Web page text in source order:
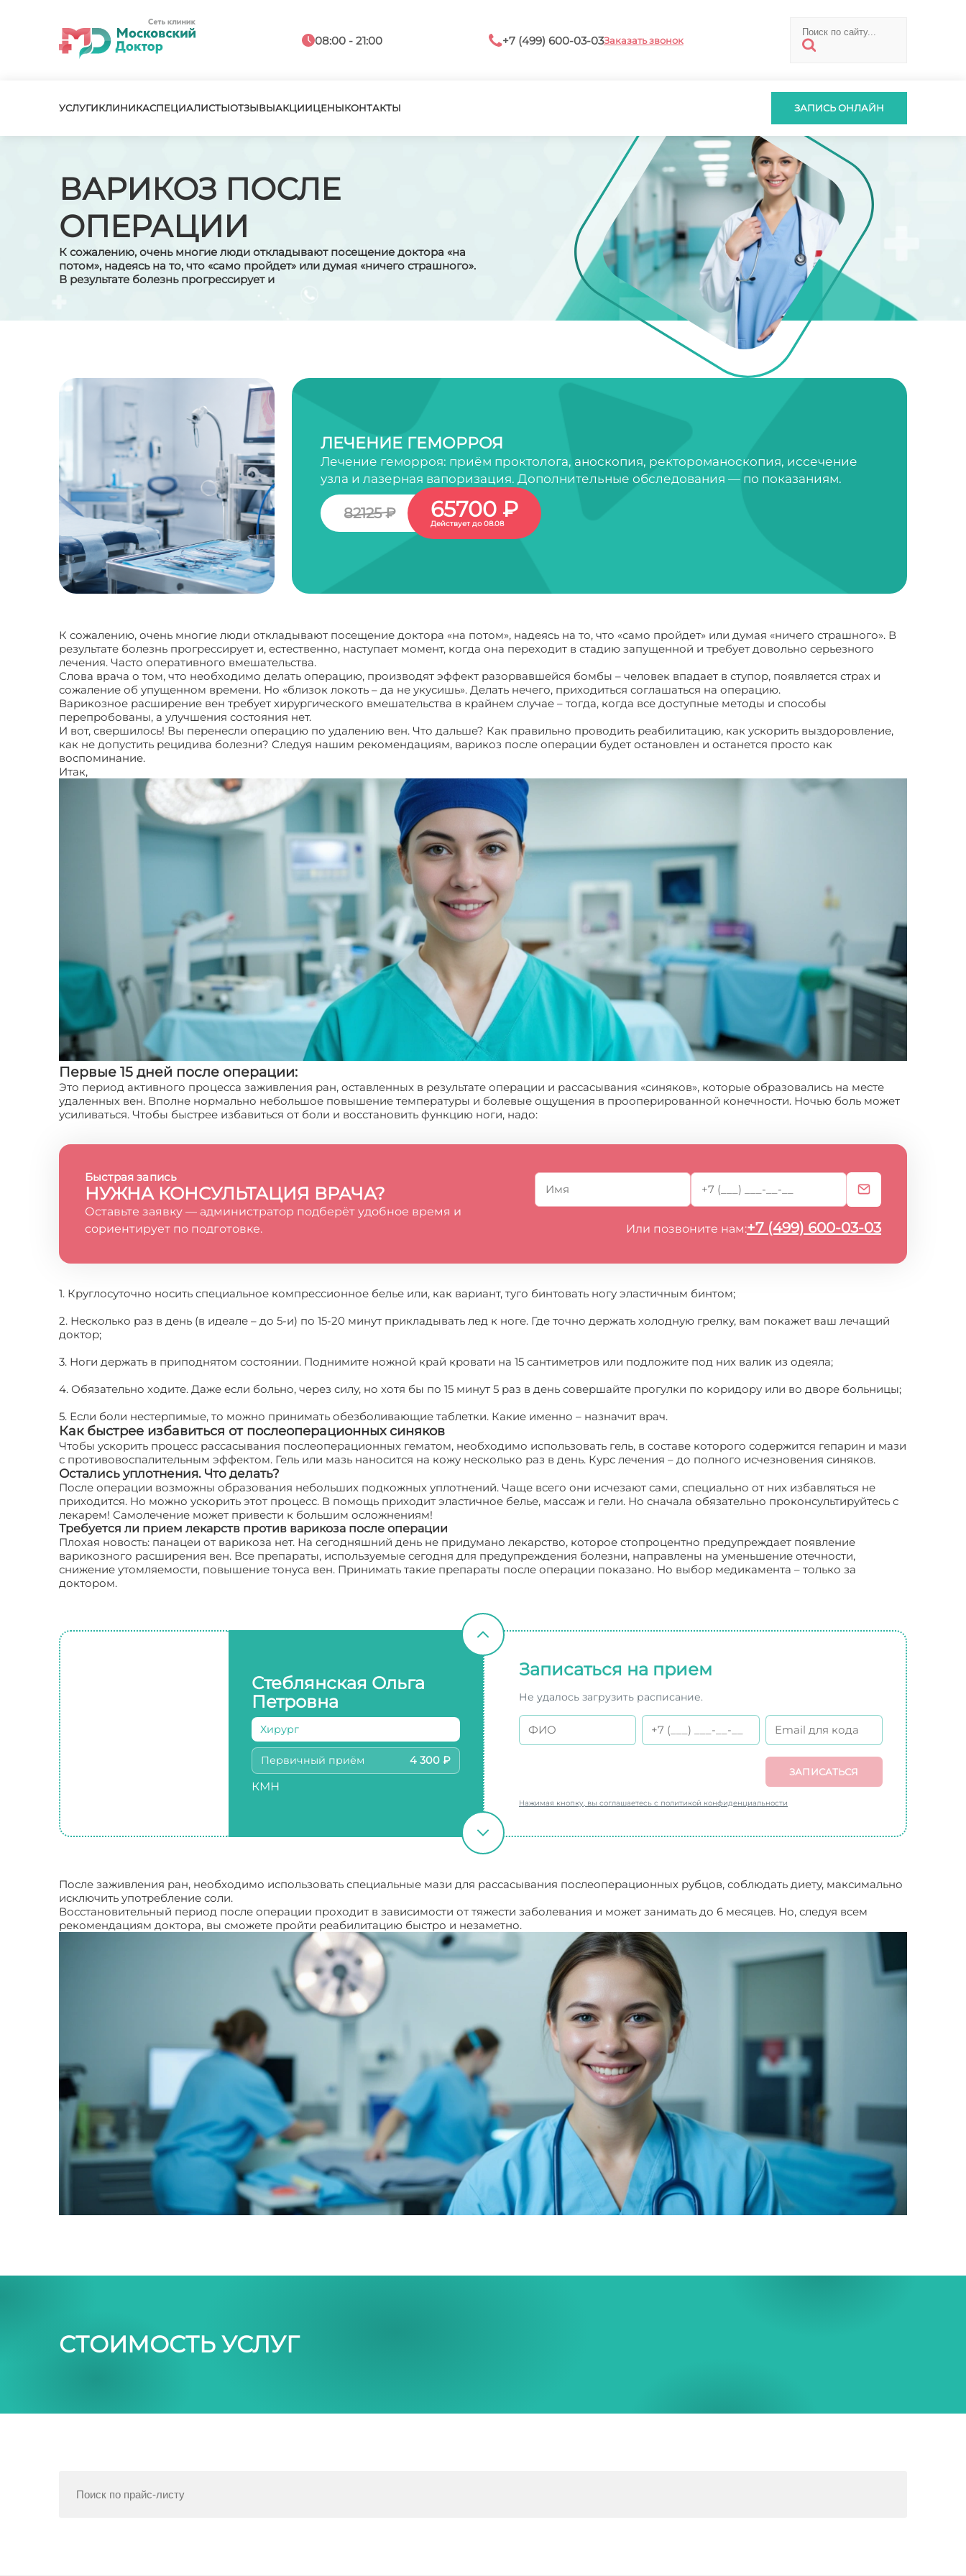
08:00 - 21:00 +7 (499) 600-03-03Заказать звонок
УСЛУГИКЛИНИКАСПЕЦИАЛИСТЫОТЗЫВЫАКЦИИЦЕНЫКОНТАКТЫ ЗАПИСЬ ОНЛАЙН
ВАРИКОЗ ПОСЛЕ
ОПЕРАЦИИ
К сожалению, очень многие люди откладывают посещение доктора «на
потом», надеясь на то, что «само пройдет» или думая «ничего страшного».
В результате болезнь прогрессирует и
ЛЕЧЕНИЕ ГЕМОРРОЯ
Лечение геморроя: приём проктолога, аноскопия, ректороманоскопия, иссечение
узла и лазерная вапоризация. Дополнительные обследования — по показаниям.
82125 ₽ 65700 ₽
Действует до 08.08
К сожалению, очень многие люди откладывают посещение доктора «на потом», надеясь на то, что «само пройдет» или думая «ничего страшного». В
результате болезнь прогрессирует и, естественно, наступает момент, когда она переходит в стадию запущенной и требует довольно серьезного
лечения. Часто оперативного вмешательства.
Слова врача о том, что необходимо делать операцию, производят эффект разорвавшейся бомбы – человек впадает в ступор, появляется страх и
сожаление об упущенном времени. Но «близок локоть – да не укусишь». Делать нечего, приходиться соглашаться на операцию.
Варикозное расширение вен требует хирургического вмешательства в крайнем случае – тогда, когда все доступные методы и способы
перепробованы, а улучшения состояния нет.
И вот, свершилось! Вы перенесли операцию по удалению вен. Что дальше? Как правильно проводить реабилитацию, как ускорить выздоровление,
как не допустить рецидива болезни? Следуя нашим рекомендациям, варикоз после операции будет остановлен и останется просто как
воспоминание.
Итак,
Первые 15 дней после операции:
Это период активного процесса заживления ран, оставленных в результате операции и рассасывания «синяков», которые образовались на месте
удаленных вен. Вполне нормально небольшое повышение температуры и болевые ощущения в прооперированной конечности. Ночью боль может
усиливаться. Чтобы быстрее избавиться от боли и восстановить функцию ноги, надо:
Быстрая запись
НУЖНА КОНСУЛЬТАЦИЯ ВРАЧА?
Оставьте заявку — администратор подберёт удобное время и
сориентирует по подготовке.
Или позвоните нам:+7 (499) 600-03-03
1. Круглосуточно носить специальное компрессионное белье или, как вариант, туго бинтовать ногу эластичным бинтом;
2. Несколько раз в день (в идеале – до 5-и) по 15-20 минут прикладывать лед к ноге. Где точно держать холодную грелку, вам покажет ваш лечащий
доктор;
3. Ноги держать в приподнятом состоянии. Поднимите ножной край кровати на 15 сантиметров или подложите под них валик из одеяла;
4. Обязательно ходите. Даже если больно, через силу, но хотя бы по 15 минут 5 раз в день совершайте прогулки по коридору или во дворе больницы;
5. Если боли нестерпимые, то можно принимать обезболивающие таблетки. Какие именно – назначит врач.
Как быстрее избавиться от послеоперационных синяков
Чтобы ускорить процесс рассасывания послеоперационных гематом, необходимо использовать гель, в составе которого содержится гепарин и мази
с противовоспалительным эффектом. Гель или мазь наносится на кожу несколько раз в день. Курс лечения – до полного исчезновения синяков.
Остались уплотнения. Что делать?
После операции возможны образования небольших подкожных уплотнений. Чаще всего они исчезают сами, специально от них избавляться не
приходится. Но можно ускорить этот процесс. В помощь приходит эластичное белье, массаж и гели. Но сначала обязательно проконсультируйтесь с
лекарем! Самолечение может привести к большим осложнениям!
Требуется ли прием лекарств против варикоза после операции
Плохая новость: панацеи от варикоза нет. На сегодняшний день не придумано лекарство, которое стопроцентно предупреждает появление
варикозного расширения вен. Все препараты, используемые сегодня для предупреждения болезни, направлены на уменьшение отечности,
снижение утомляемости, повышение тонуса вен. Принимать такие препараты после операции показано. Но выбор медикамента – только за
доктором.
Стеблянская Ольга
Петровна
Хирург
Первичный приём 4 300 ₽
КМН
Записаться на прием
Не удалось загрузить расписание.
ЗАПИСАТЬСЯ
Нажимая кнопку, вы соглашаетесь с политикой конфиденциальности
После заживления ран, необходимо использовать специальные мази для рассасывания послеоперационных рубцов, соблюдать диету, максимально
исключить употребление соли.
Восстановительный период после операции проходит в зависимости от тяжести заболевания и может занимать до 6 месяцев. Но, следуя всем
рекомендациям доктора, вы сможете пройти реабилитацию быстро и незаметно.
СТОИМОСТЬ УСЛУГ